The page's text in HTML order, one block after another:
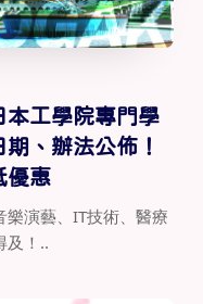
本工學院專門學
、辦法公佈！
優惠
演藝、IT技術、醫療
及！..